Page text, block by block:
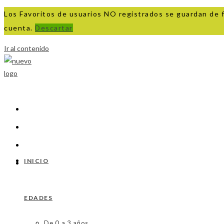
Los Favoritos de usuarios NO registrados se guardan
cuenta. Descartar
Ir al contenido
INICIO
EDADES